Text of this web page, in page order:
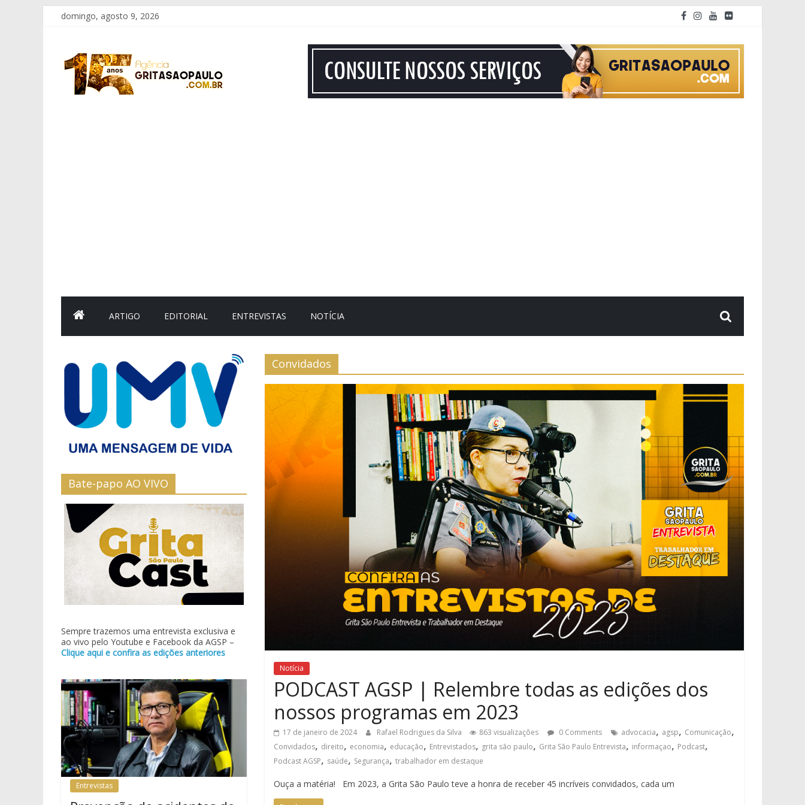
Pular
conteúdo
domingo, agosto 9, 2026
Grita
São
ARTIGO EDITORIAL ENTREVISTAS NOTÍCIA
Convidados
Notícia
PODCAST AGSP | Relembre todas as edições dos
nossos programas em 2023
17 de janeiro de 2024 Rafael Rodrigues da Silva 863 visualizações 0 Comments advocacia, agsp, Comunicação,
Convidados, direito, economia, educação, Entrevistados, grita são paulo, Grita São Paulo Entrevista, informaçao, Podcast,
Podcast AGSP, saúde, Segurança, trabalhador em destaque
Ouça a matéria! Em 2023, a Grita São Paulo teve a honra de receber 45 incríveis convidados, cada um
Bate-papo AO VIVO
Sempre trazemos uma entrevista exclusiva e
ao vivo pelo Youtube e Facebook da AGSP –
Clique aqui e confira as edições anteriores
Entrevistas